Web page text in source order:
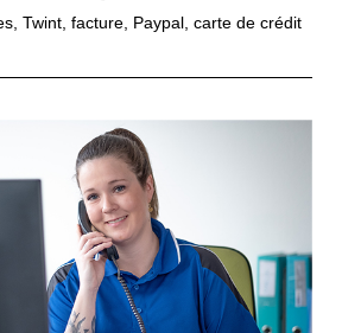
Twint, facture, Paypal, carte de crédit